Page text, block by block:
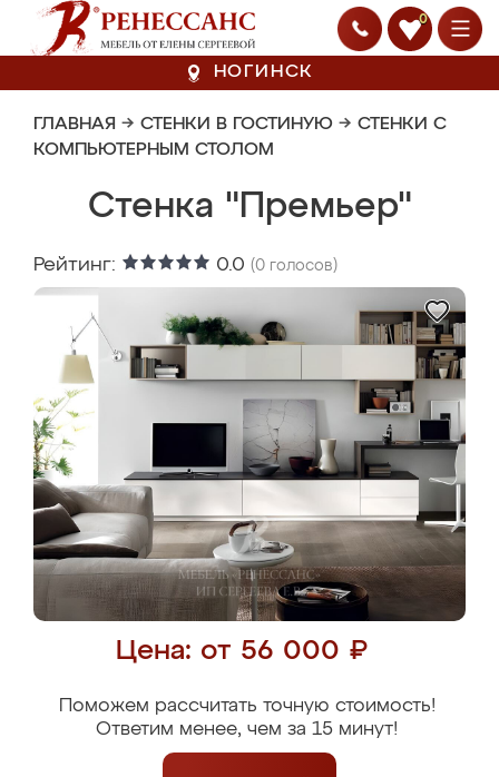
0
НОГИНСК
ГЛАВНАЯ → СТЕНКИ В ГОСТИНУЮ → СТЕНКИ С
КОМПЬЮТЕРНЫМ СТОЛОМ
Стенка "Премьер"
Рейтинг: 0.0 (0 голосов)
Цена: от 56 000 ₽
Поможем рассчитать точную стоимость!
Ответим менее, чем за 15 минут!